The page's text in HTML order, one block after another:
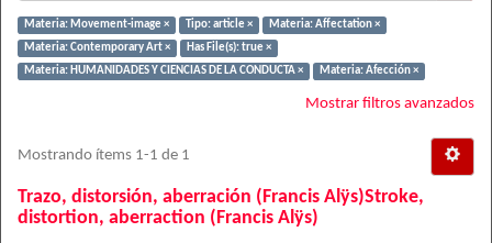
Materia: Movement-image × Tipo: article ×
Materia: Affectation ×
Materia: Contemporary Art ×
Has File(s): true ×
Materia: HUMANIDADES Y CIENCIAS DE LA CONDUCTA ×
Materia: Afección ×
Mostrar filtros avanzados
Mostrando ítems 1-1 de 1
Trazo, distorsión, aberración (Francis Alÿs)Stroke,
distortion, aberraction (Francis Alÿs)